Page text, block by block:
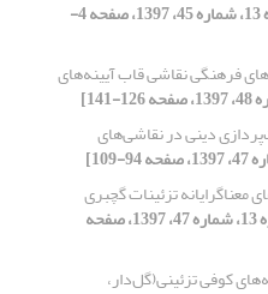
[دوره 13، شماره 45، 1397، صفحه 4-
فرهنگی نقاشی قاب آیینه‌های
دینی در نقاشی‌های
معناگرایانه تزئینات گچبری
[دوره 13، شماره 47، 1397، صفحه
کوفی تزئینی(گل‌دار،